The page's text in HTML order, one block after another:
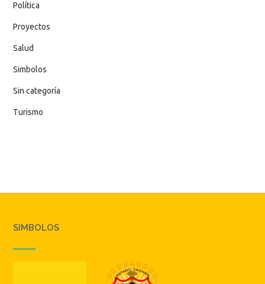
Política
Proyectos
Salud
Simbolos
Sin categoría
Turismo
SIMBOLOS